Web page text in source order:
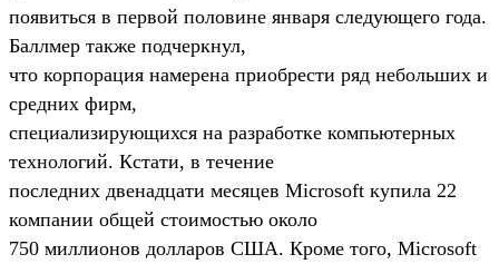
появиться в первой половине января следующего года.
Баллмер также подчеркнул,
что корпорация намерена приобрести ряд небольших и
средних фирм,
специализирующихся на разработке компьютерных
технологий. Кстати, в течение
последних двенадцати месяцев Microsoft купила 22
компании общей стоимостью около
750 миллионов долларов США. Кроме того, Microsoft